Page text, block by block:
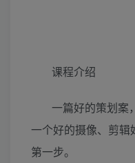
课程介绍
一篇好的策划案
一个好的摄像、剪
第一步。